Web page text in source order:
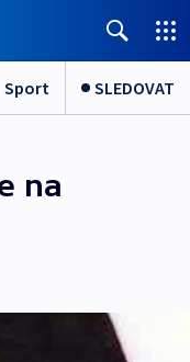
Sport SLEDOVAT
na